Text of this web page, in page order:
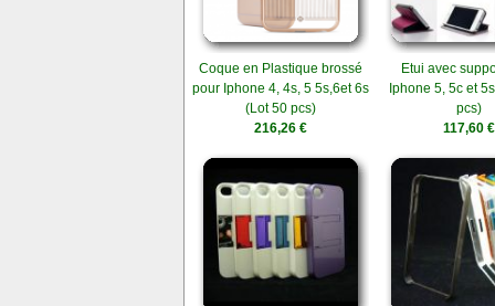
Coque en Plastique brossé
pour Iphone 4, 4s, 5 5s,6et 6s
(Lot 50 pcs)
216,26 €
Etui avec
Iphone 5, 5c et
pcs)
117,60 €